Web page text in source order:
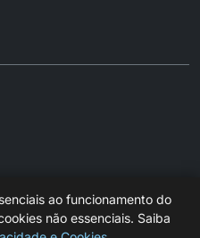
ao funcionamento do
não essenciais. Saiba